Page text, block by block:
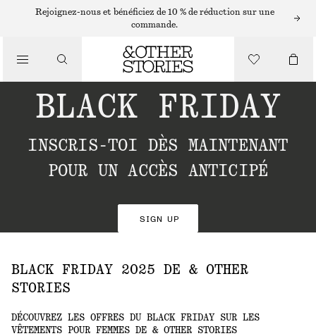
Rejoignez-nous et bénéficiez de 10 % de réduction sur une
commande.
BLACK FRIDAY
INSCRIS-TOI DÈS MAINTENANT
POUR UN ACCÈS ANTICIPÉ
SIGN UP
BLACK FRIDAY 2025 DE & OTHER
STORIES
DÉCOUVREZ LES OFFRES DU BLACK FRIDAY SUR LES
VÊTEMENTS POUR FEMMES DE & OTHER STORIES